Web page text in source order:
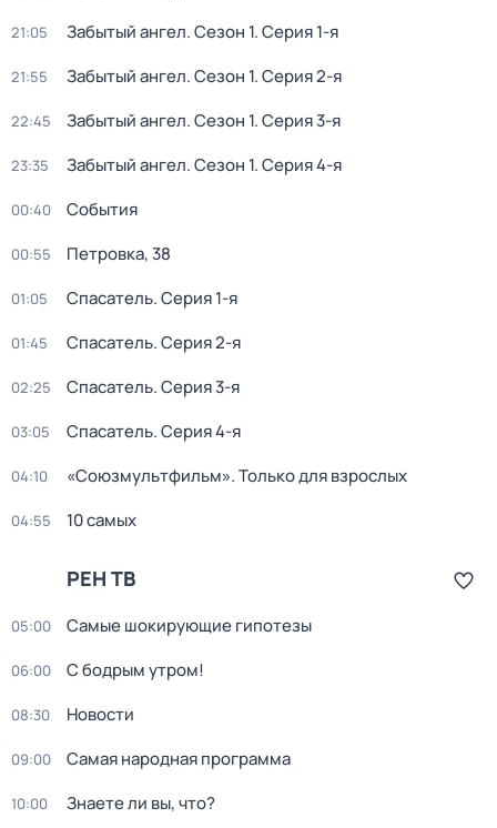
21:05 Забытый ангел. Сезон 1. Серия 1-я
21:55 Забытый ангел. Сезон 1. Серия 2-я
22:45 Забытый ангел. Сезон 1. Серия 3-я
23:35 Забытый ангел. Сезон 1. Серия 4-я
00:40 События
00:55 Петровка, 38
01:05 Спасатель. Серия 1-я
01:45 Спасатель. Серия 2-я
02:25 Спасатель. Серия 3-я
03:05 Спасатель. Серия 4-я
04:10 «Союзмультфильм». Только для взрослых
04:55 10 самых
РЕН ТВ
05:00 Самые шoкиpующие гипотезы
06:00 С бодрым утром!
08:30 Новости
09:00 Самая народная программа
10:00 Знаете ли вы, что?